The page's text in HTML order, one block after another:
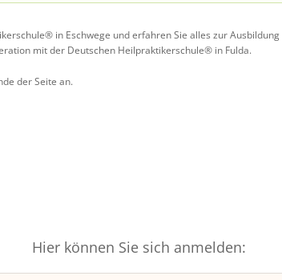
in Eschwege und erfahren Sie alles zur
mit der Deutschen Heilpraktikerschule® in Fulda.
der Seite an.
Hier können Sie sich anmelden: